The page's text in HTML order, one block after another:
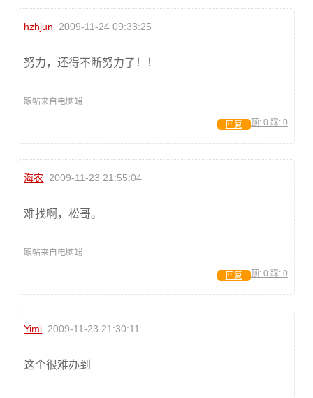
hzhjun 2009-11-24 09:33:25
努力，还得不断努力了！！
跟帖来自电脑端
顶: 0 踩: 0
回复
海农 2009-11-23 21:55:04
难找啊，松哥。
跟帖来自电脑端
顶: 0 踩: 0
回复
Yimi 2009-11-23 21:30:11
这个很难办到